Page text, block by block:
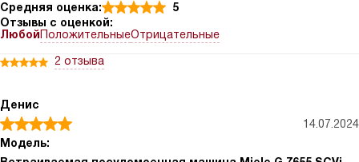
Средняя оценка:
5
Отзывы с оценкой:
ЛюбойПоложительныеОтрицательные
2 отзыва
Денис
14.07.2024
Модель: